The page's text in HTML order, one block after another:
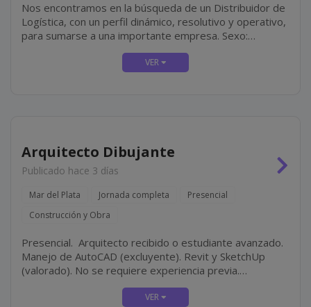
Nos encontramos en la búsqueda de un Distribuidor de
Logística, con un perfil dinámico, resolutivo y operativo,
para sumarse a una importante empresa. Sexo:
Arquitecto Dibujante
Publicado hace 3 días
Mar del Plata Jornada completa
Presencial
Construcción y Obra
Presencial. Arquitecto recibido o estudiante avanzado.
Manejo de AutoCAD (excluyente). Revit y SketchUp
(valorado). No se requiere experiencia previa.
Modalidad de contratación por facturación.